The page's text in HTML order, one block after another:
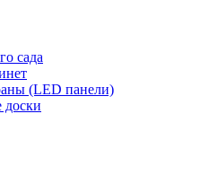
сада
(LED панели)
доски